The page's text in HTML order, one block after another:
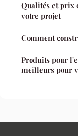
Qualités et prix
votre projet
Comment
Produits pour
meilleurs pour